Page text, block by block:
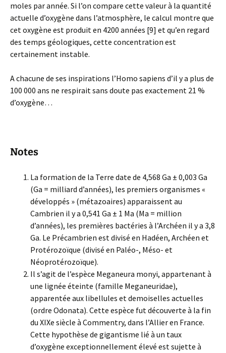
moles par année. Si l’on compare cette valeur à la quantité
actuelle d’oxygène dans l’atmosphère, le calcul montre que
cet oxygène est produit en 4200 années [9] et qu’en regard
des temps géologiques, cette concentration est
certainement instable.
A chacune de ses inspirations l’Homo sapiens d’il y a plus de
100 000 ans ne respirait sans doute pas exactement 21 %
d’oxygène…
Notes
La formation de la Terre date de 4,568 Ga ± 0,003 Ga
(Ga = milliard d’années), les premiers organismes «
développés » (métazoaires) apparaissent au
Cambrien il y a 0,541 Ga ± 1 Ma (Ma = million
d’années), les premières bactéries à l’Archéen il y a 3,8
Ga. Le Précambrien est divisé en Hadéen, Archéen et
Protérozoïque (divisé en Paléo-, Méso- et
Néoprotérozoïque).
Il s’agit de l’espèce Meganeura monyi, appartenant à
une lignée éteinte (famille Meganeuridae),
apparentée aux libellules et demoiselles actuelles
(ordre Odonata). Cette espèce fut découverte à la fin
du XIXe siècle à Commentry, dans l’Allier en France.
Cette hypothèse de gigantisme lié à un taux
d’oxygène exceptionnellement élevé est sujette à